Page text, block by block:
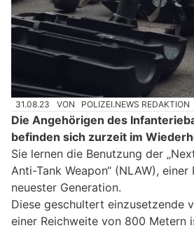
31.08.23 VON POLIZEI.NEWS REDAKTION
Die Angehörigen des
befinden sich zurzeit im
Sie lernen die Benutzung der
Anti-Tank Weapon“ (NLAW),
neuester Generation.
Diese geschultert einzusetzende
einer Reichweite von 800 Metern